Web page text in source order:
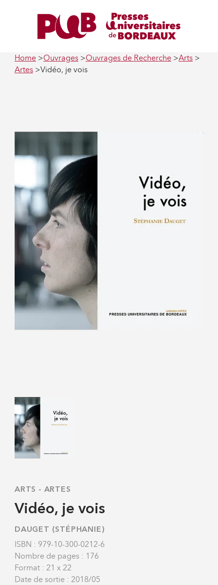
Home Ouvrages Ouvrages de Recherche
Arts
Artes
Vidéo, je vois
ARTS - ARTES
Vidéo, je vois
DAUGET (STÉPHANIE)
ISBN : 979-10-300-0212-6
Nombre de pages : 176
Format : 21 x 22
Date de sortie : 2018/05